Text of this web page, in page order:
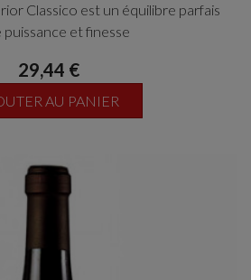
Classico est un équilibre parfais
et finesse
29,44 €
AU PANIER